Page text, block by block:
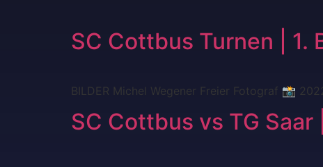
SC Cottbus Turnen | 1.
BILDER Michel Wegener Freier Fotograf 📸
SC Cottbus vs TG Saar